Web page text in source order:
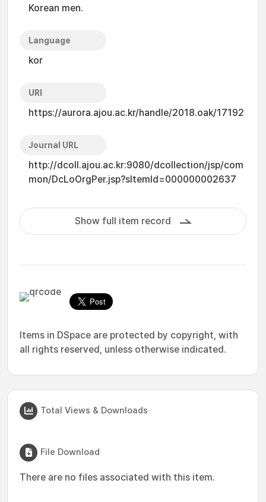
Korean men.
Language
kor
URI
https://aurora.ajou.ac.kr/handle/2018.oak/17192
Journal URL
http://dcoll.ajou.ac.kr:9080/dcollection/jsp/com
mon/DcLoOrgPer.jsp?sItemId=000000002637
Show full item record
Items in DSpace are protected by copyright, with
all rights reserved, unless otherwise indicated.
Total Views & Downloads
File Download
There are no files associated with this item.